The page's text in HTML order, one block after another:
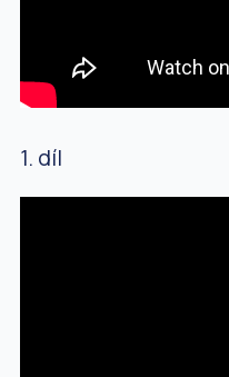
1. díl